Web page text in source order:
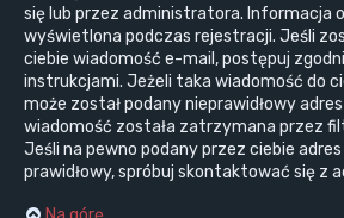
się lub przez administratora. Informacja
wyświetlona podczas rejestracji. Jeśli
ciebie wiadomość e-mail, postępuj
instrukcjami. Jeżeli taka wiadomość do
może został podany nieprawidłowy
wiadomość została zatrzymana przez
Jeśli na pewno podany przez ciebie
prawidłowy, spróbuj skontaktować się z